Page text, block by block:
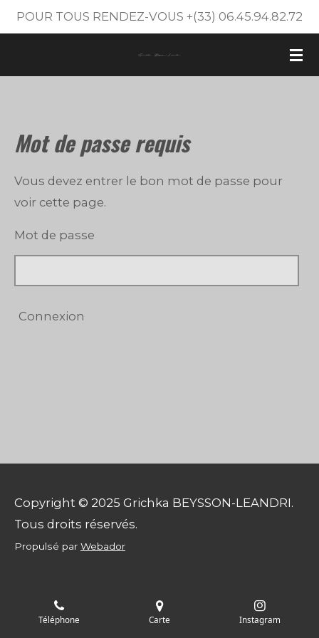
Passer
au
principal
POUR TOUS RENDEZ-VOUS +(33) 06.45.94.82.72
Mot de passe requis
Vous devez entrer le bon mot de passe pour
voir cette page.
Mot de passe
Connexion
Copyright © 2025 Grichka BEYSSON-LEANDRI.
Tous droits réservés.
Propulsé par Webador
Téléphone Carte Instagram